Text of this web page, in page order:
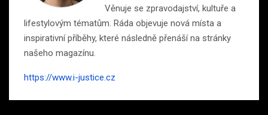
Věnuje se zpravodajství, kultuře a
lifestylovým tématům. Ráda objevuje nová místa a
inspirativní příběhy, které následně přenáší na stránky
našeho magazínu.
https://www.i-justice.cz